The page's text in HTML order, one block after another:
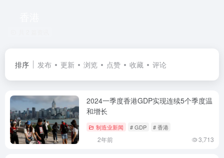
排序 发布 更新 浏览 点赞 收藏 评论
2024一季度香港GDP实现连续5个季度温
和增长
制造业新闻 # GDP # 香港
2年前 3,713